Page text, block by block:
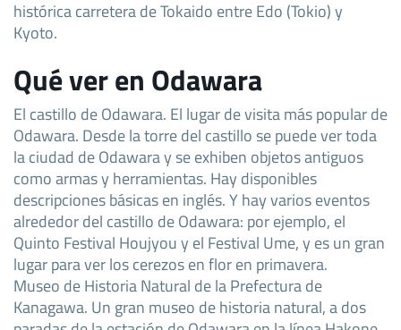
histórica carretera de Tokaido entre Edo (Tokio) y
Kyoto.
Qué ver en Odawara
El castillo de Odawara. El lugar de visita más popular de
Odawara. Desde la torre del castillo se puede ver toda
la ciudad de Odawara y se exhiben objetos antiguos
como armas y herramientas. Hay disponibles
descripciones básicas en inglés. Y hay varios eventos
alrededor del castillo de Odawara: por ejemplo, el
Quinto Festival Houjyou y el Festival Ume, y es un gran
lugar para ver los cerezos en flor en primavera.
Museo de Historia Natural de la Prefectura de
Kanagawa. Un gran museo de historia natural, a dos